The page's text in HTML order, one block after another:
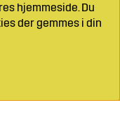
hjemmeside. Du
der gemmes i din